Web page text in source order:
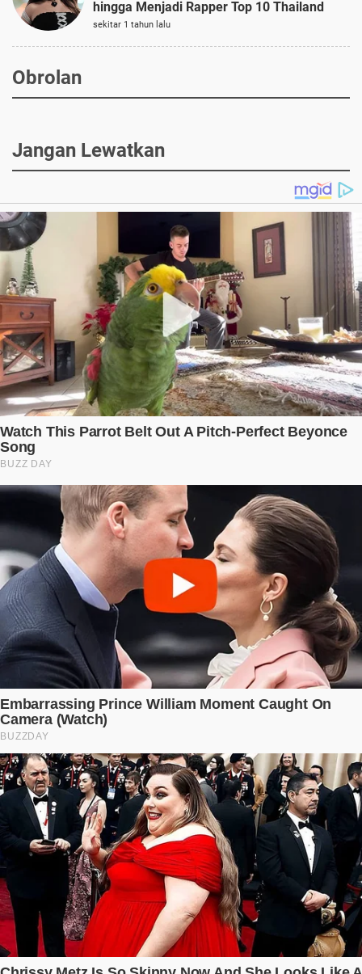
hingga Menjadi Rapper Top 10 Thailand
sekitar 1 tahun lalu
Obrolan
Jangan Lewatkan